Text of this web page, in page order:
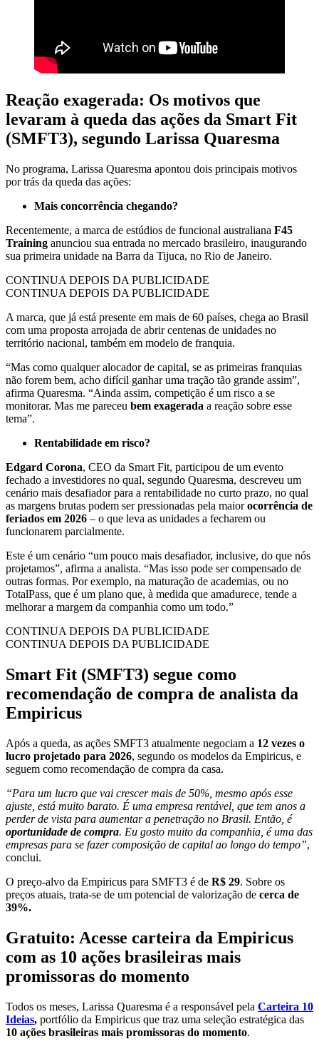
Reação exagerada: Os motivos que
levaram à queda das ações da Smart Fit
(SMFT3), segundo Larissa Quaresma
No programa, Larissa Quaresma apontou dois principais motivos
por trás da queda das ações:
Mais concorrência chegando?
Recentemente, a marca de estúdios de funcional australiana F45
Training anunciou sua entrada no mercado brasileiro, inaugurando
sua primeira unidade na Barra da Tijuca, no Rio de Janeiro.
CONTINUA DEPOIS DA PUBLICIDADE
CONTINUA DEPOIS DA PUBLICIDADE
A marca, que já está presente em mais de 60 países, chega ao Brasil
com uma proposta arrojada de abrir centenas de unidades no
território nacional, também em modelo de franquia.
“Mas como qualquer alocador de capital, se as primeiras franquias
não forem bem, acho difícil ganhar uma tração tão grande assim”,
afirma Quaresma. “Ainda assim, competição é um risco a se
monitorar. Mas me pareceu bem exagerada a reação sobre esse
tema”.
Rentabilidade em risco?
Edgard Corona, CEO da Smart Fit, participou de um evento
fechado a investidores no qual, segundo Quaresma, descreveu um
cenário mais desafiador para a rentabilidade no curto prazo, no qual
as margens brutas podem ser pressionadas pela maiorocorrência de
feriados em 2026 – o que leva as unidades a fecharem ou
funcionarem parcialmente.
Este é um cenário “um pouco mais desafiador, inclusive, do que nós
projetamos”, afirma a analista. “Mas isso pode ser compensado de
outras formas. Por exemplo, na maturação de academias, ou no
TotalPass, que é um plano que, à medida que amadurece, tende a
melhorar a margem da companhia como um todo.”
CONTINUA DEPOIS DA PUBLICIDADE
CONTINUA DEPOIS DA PUBLICIDADE
Smart Fit (SMFT3) segue como
recomendação de compra de analista da
Empiricus
Após a queda, as ações SMFT3 atualmente negociam a 12 vezes o
lucro projetado para 2026, segundo os modelos da Empiricus, e
seguem como recomendação de compra da casa.
“Para um lucro que vai crescer mais de 50%, mesmo após esse
ajuste, está muito barato. É uma empresa rentável, que tem anos a
perder de vista para aumentar a penetração no Brasil. Então, é
oportunidade de compra. Eu gosto muito da companhia, é uma das
empresas para se fazer composição de capital ao longo do tempo”,
conclui.
O preço-alvo da Empiricus para SMFT3 é de R$ 29. Sobre os
preços atuais, trata-se de um potencial de valorização de cerca de
39%.
Gratuito: Acesse carteira da Empiricus
com as 10 ações brasileiras mais
promissoras do momento
Todos os meses, Larissa Quaresma é a responsável pela Carteira 10
Ideias, portfólio da Empiricus que traz uma seleção estratégica das
10 ações brasileiras mais promissoras do momento.